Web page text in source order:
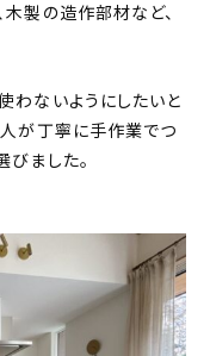
木製の造作部材など、
わないようにしたいと
人が丁寧に手作業でつ
びました。